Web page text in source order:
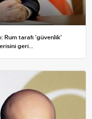
Rum tarafı 'güvenlik'
geri...